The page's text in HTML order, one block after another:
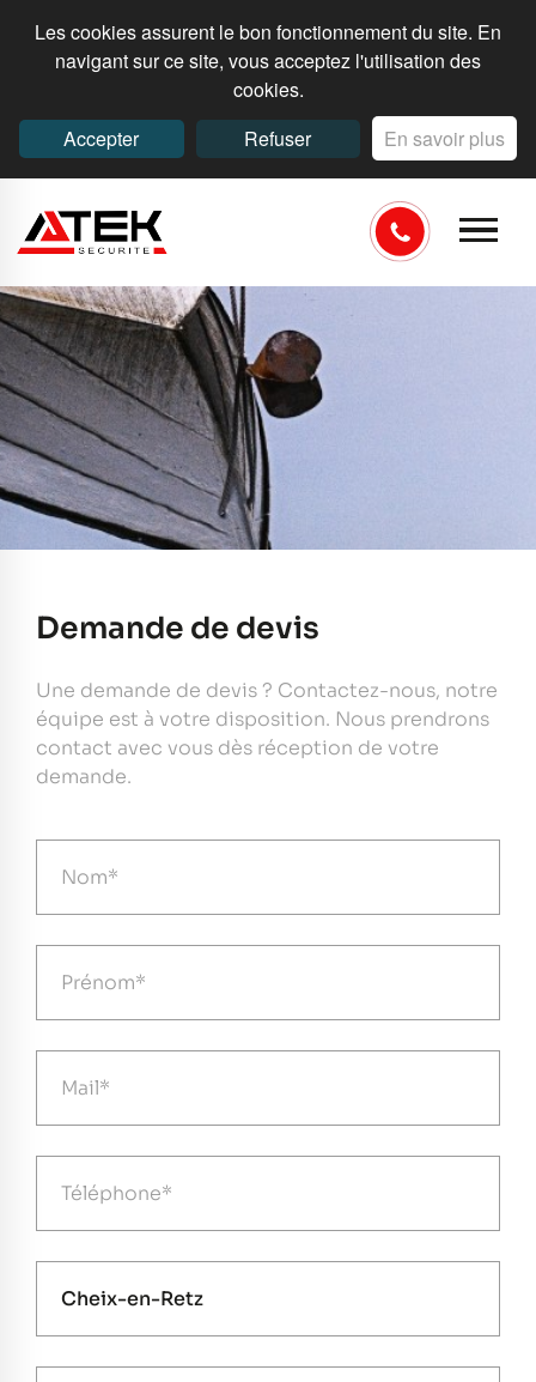
Les cookies assurent le bon fonctionnement du site. En
navigant sur ce site, vous acceptez l'utilisation des
cookies.
Accepter
Refuser En savoir plus
Demande de devis
Une demande de devis ? Contactez-nous, notre
équipe est à votre disposition. Nous prendrons
contact avec vous dès réception de votre
demande.